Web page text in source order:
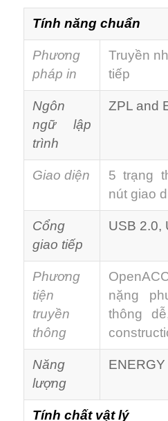
Tính năng chuẩn
Phương
pháp in
Truyền
tiếp
Ngôn
ngữ lập
trình
ZPL and
Giao diện
5 trạng
nút giao
Cổng
giao tiếp
USB 2.0,
Phương
tiện
truyền
thông
nặng
thông
Năng
lượng
ENERGY
Tính chất vật lý